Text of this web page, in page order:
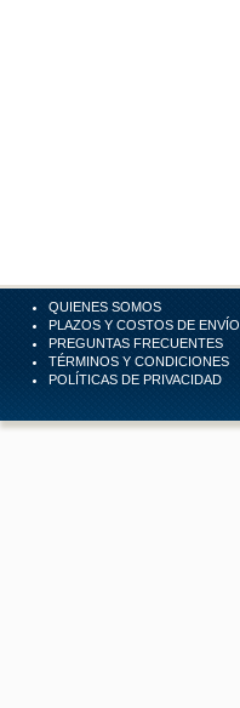
QUIENES SOMOS
PLAZOS Y COSTOS DE ENVÍO
PREGUNTAS FRECUENTES
TÉRMINOS Y CONDICIONES
POLÍTICAS DE PRIVACIDAD